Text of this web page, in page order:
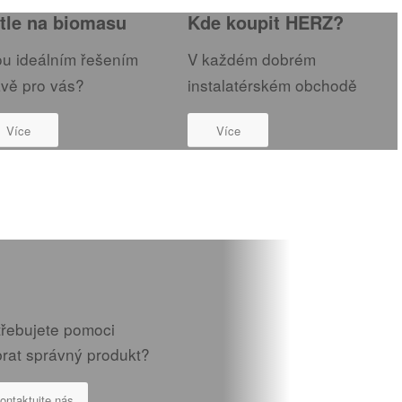
na biomasu
ideálním řešením
pro vás?
Více
Kde koupit HERZ?
V každém dobrém
instalatérském obchodě
Více
pomoci
správný produkt?